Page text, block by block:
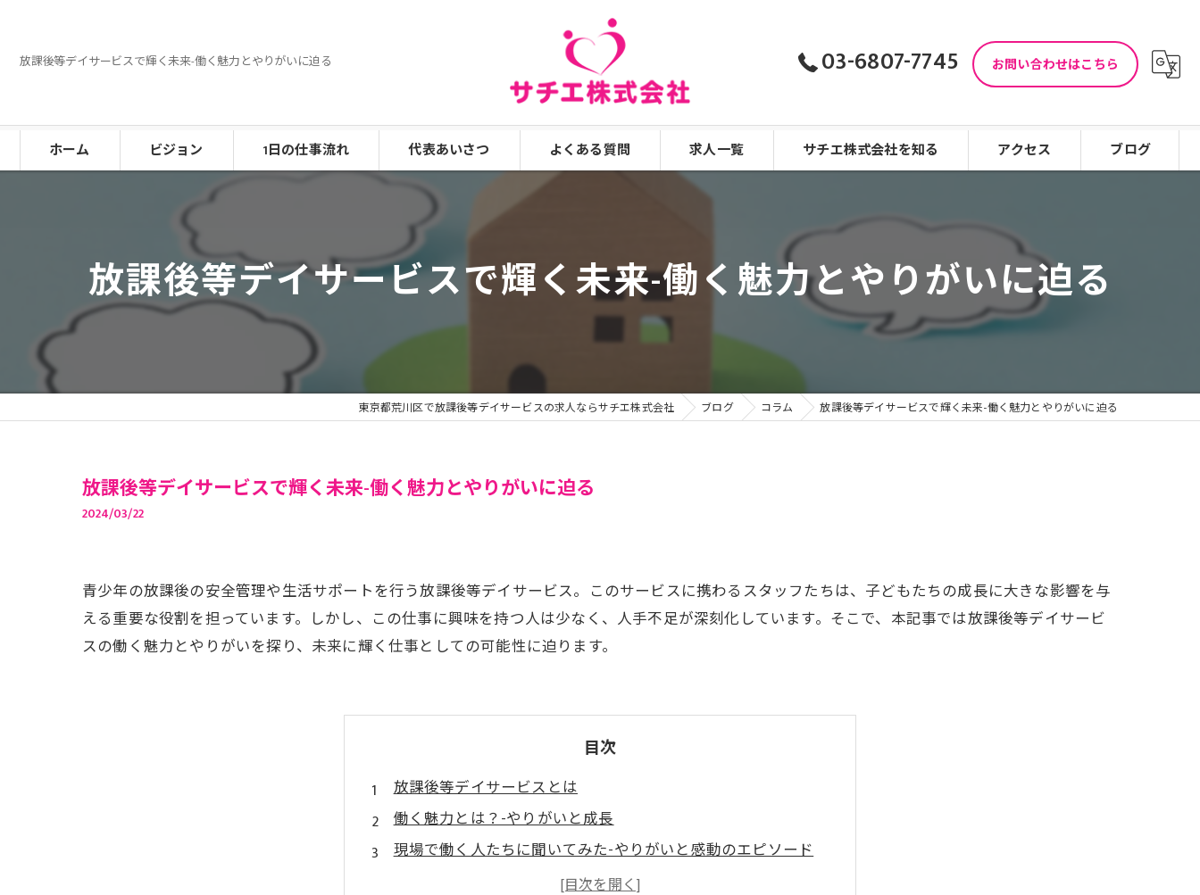
放課後等デイサービスで輝く未来-働く魅力とやりがいに迫る 03-6807-7745 お問い合わせはこちら
ホーム ビジョン 1日の仕事流れ 代表あいさつ よくある質問 求人一覧 サチエ株式会社を知る
児童発達支援
働きやすい
未経験
アクセス ブログ
放課後等デイサービスで輝く未来-働く魅力とやりがいに迫る
東京都荒川区で放課後等デイサービスの求人ならサチエ株式会社 ブログ コラム 放課後等デイサービスで輝く未来-働く魅力とやりがいに迫る
放課後等デイサービスで輝く未来-働く魅力とやりがいに迫る
2024/03/22
青少年の放課後の安全管理や生活サポートを行う放課後等デイサービス。このサービスに携わるスタッフたちは、子どもたちの成長に大きな影響を与
える重要な役割を担っています。しかし、この仕事に興味を持つ人は少なく、人手不足が深刻化しています。そこで、本記事では放課後等デイサービ
スの働く魅力とやりがいを探り、未来に輝く仕事としての可能性に迫ります。
目次
放課後等デイサービスとは
働く魅力とは？-やりがいと成長
現場で働く人たちに聞いてみた-やりがいと感動のエピソード
利用者との触れ合いを通じて成長する-働くうえでの大切なこと